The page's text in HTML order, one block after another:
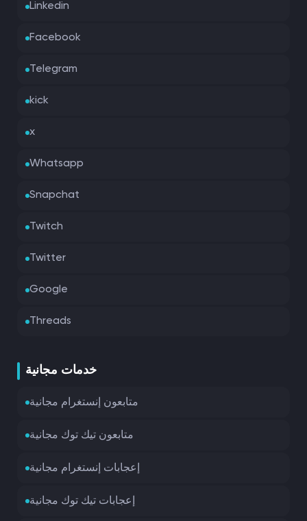
Linkedin
Facebook
Telegram
kick
x
Whatsapp
Snapchat
Twitch
Twitter
Google
Threads
خدمات مجانية
متابعون إنستغرام مجانية
متابعون تيك توك مجانية
إعجابات إنستغرام مجانية
إعجابات تيك توك مجانية